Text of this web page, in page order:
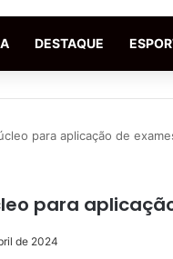
DESTAQUE
para aplicação de
para
de 2024